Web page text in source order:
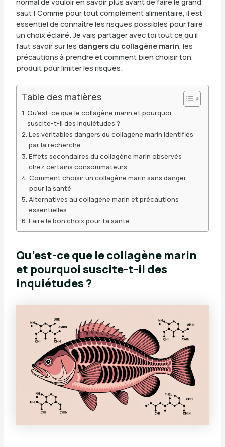
saut ! Comme pour tout complément alimentaire, il est
essentiel de connaître les risques possibles pour faire
un choix éclairé. Je vais partager avec toi tout ce qu’il
faut savoir sur les dangers du collagène marin, les
précautions à prendre et comment bien choisir ton
produit pour limiter les risques.
Table des matières
Qu’est-ce que le collagène marin et pourquoi
suscite-t-il des inquiétudes ?
Les véritables dangers du collagène marin identifiés
par la recherche
Effets secondaires du collagène marin observés
chez certains consommateurs
Comment choisir un collagène marin sans danger
pour la santé
Alternatives au collagène marin et précautions
essentielles
Faire le bon choix pour ta santé
Qu’est-ce que le collagène marin
et pourquoi suscite-t-il des
inquiétudes ?